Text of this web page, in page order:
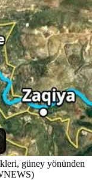
güney yönünden